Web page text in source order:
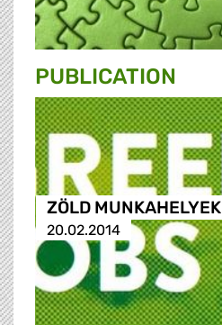
PUBLICATION
ZÖLD MUNKAHELYEK
20.02.2014